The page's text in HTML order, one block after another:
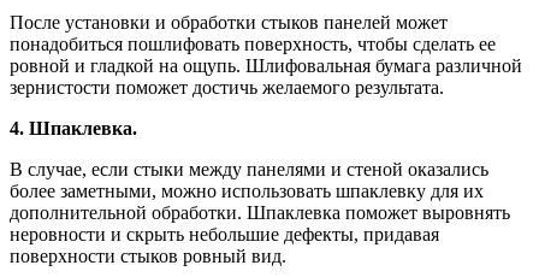
После установки и обработки стыков панелей может
понадобиться пошлифовать поверхность, чтобы сделать ее
ровной и гладкой на ощупь. Шлифовальная бумага различной
зернистости поможет достичь желаемого результата.
4. Шпаклевка.
В случае, если стыки между панелями и стеной оказались
более заметными, можно использовать шпаклевку для их
дополнительной обработки. Шпаклевка поможет выровнять
неровности и скрыть небольшие дефекты, придавая
поверхности стыков ровный вид.